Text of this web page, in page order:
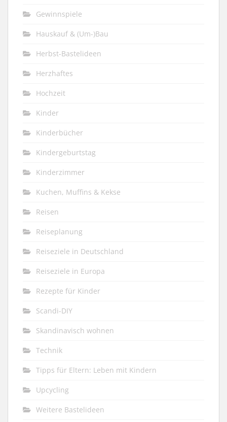
Gewinnspiele
Hauskauf & (Um-)Bau
Herbst-Bastelideen
Herzhaftes
Hochzeit
Kinder
Kinderbücher
Kindergeburtstag
Kinderzimmer
Kuchen, Muffins & Kekse
Reisen
Reiseplanung
Reiseziele in Deutschland
Reiseziele in Europa
Rezepte für Kinder
Scandi-DIY
Skandinavisch wohnen
Technik
Tipps für Eltern: Leben mit Kindern
Upcycling
Weitere Bastelideen